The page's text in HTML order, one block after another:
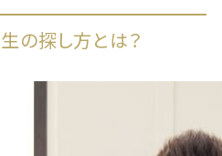
の探し方とは？